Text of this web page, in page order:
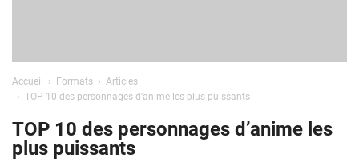
Accueil Formats
Articles
TOP 10 des personnages d’anime les plus puissants
TOP 10 des personnages d’anime les
plus puissants